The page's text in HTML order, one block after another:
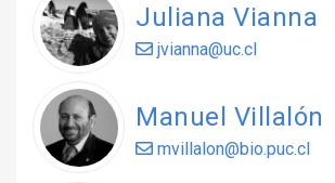
Juliana Vianna
jvianna@uc.cl
Manuel Villalón
mvillalon@bio.puc.cl